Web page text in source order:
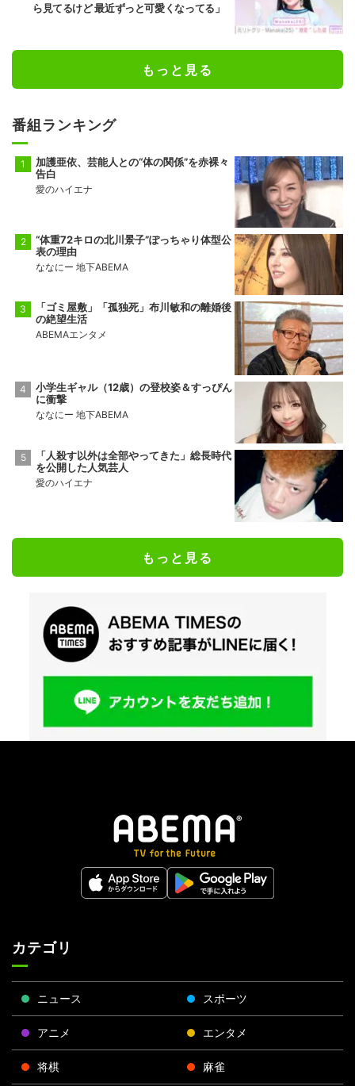
ら見てるけど 最近ずっと可愛くなってる」
もっと見る
番組ランキング
加護亜依、芸能人との“体の関係”を赤裸々
告白
愛のハイエナ
“体重72キロの北川景子”ぽっちゃり体型公
表の理由
ななにー 地下ABEMA
「ゴミ屋敷」「孤独死」布川敏和の離婚後
の絶望生活
ABEMAエンタメ
小学生ギャル（12歳）の登校姿＆すっぴん
に衝撃
ななにー 地下ABEMA
「人殺す以外は全部やってきた」総長時代
を公開した人気芸人
愛のハイエナ
もっと見る
カテゴリ
ニュース スポーツ
アニメ エンタメ
将棋 麻雀